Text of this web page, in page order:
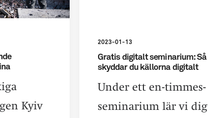
Kyiv
2023-01-13
Gratis digitalt seminarium: Så
skyddar du källorna digitalt
Under ett en-timmes-
seminarium lär vi dig